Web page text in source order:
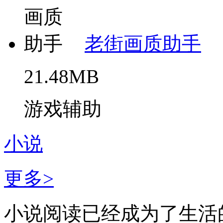
老街画质助手
21.48MB
游戏辅助
小说
更多>
小说阅读已经成为了生